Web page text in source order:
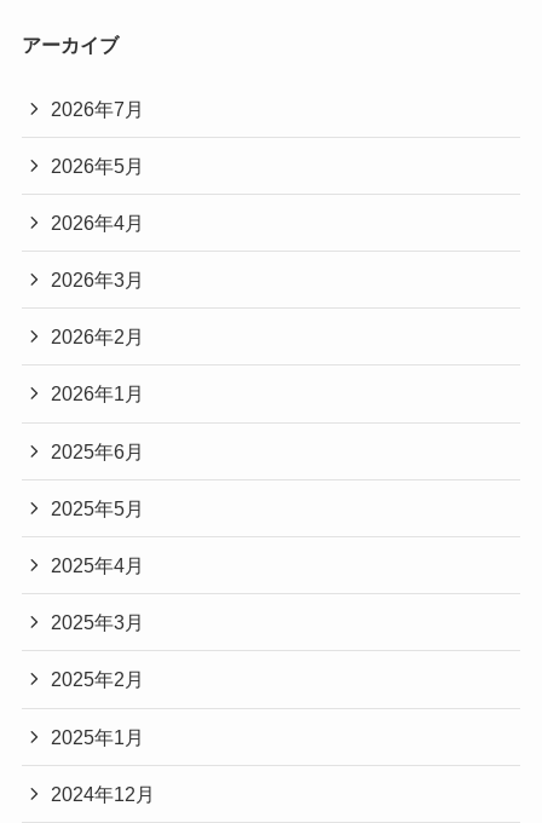
アーカイブ
2026年7月
2026年5月
2026年4月
2026年3月
2026年2月
2026年1月
2025年6月
2025年5月
2025年4月
2025年3月
2025年2月
2025年1月
2024年12月